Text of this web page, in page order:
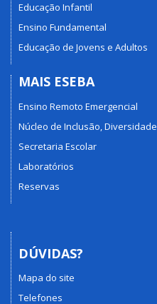
Educação Infantil
Ensino Fundamental
Educação de Jovens e Adultos
MAIS ESEBA
Ensino Remoto Emergencial
Núcleo de Inclusão,
Secretaria Escolar
Laboratórios
Reservas
DÚVIDAS?
Mapa do site
Telefones